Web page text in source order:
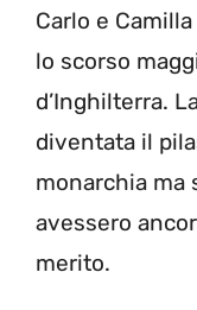
Carlo e
lo scorso
d’Inghilterra.
diventata il
monarchia ma
avessero
merito.